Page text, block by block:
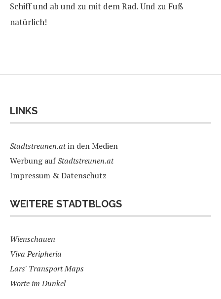
Schiff und ab und zu mit dem Rad. Und zu Fuß
natürlich!
LINKS
Stadtstreunen.atin den Medien
Werbung aufStadtstreunen.at
Impressum & Datenschutz
WEITERE STADTBLOGS
Wienschauen
Viva Peripheria
Lars' Transport Maps
Worte im Dunkel